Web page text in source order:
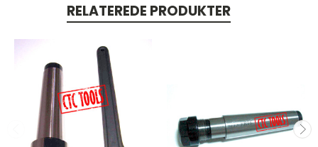
RELATEREDE PRODUKTER